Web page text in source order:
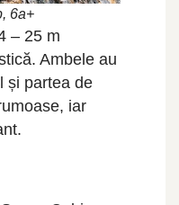
6a+
– 25 m
Ambele au
și partea de
iar